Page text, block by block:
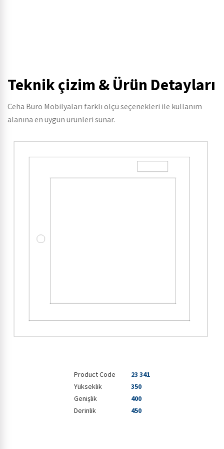
Teknik çizim & Ürün Detayları
Ceha Büro Mobilyaları farklı ölçü seçenekleri ile kullanım
alanına en uygun ürünleri sunar.
Product Code
23 341
Yükseklik
350
Genişlik
400
Derinlik
450